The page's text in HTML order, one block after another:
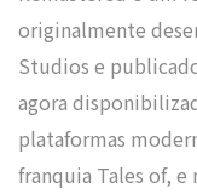
originalmente
Studios e
agora
plataformas
franquia Tales of,